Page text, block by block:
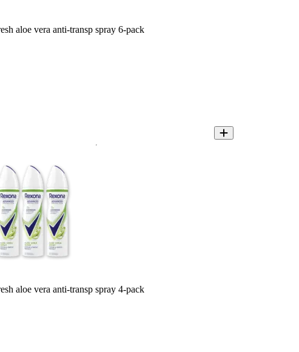
aloe vera anti-transp spray 6-pack
aloe vera anti-transp spray 4-pack